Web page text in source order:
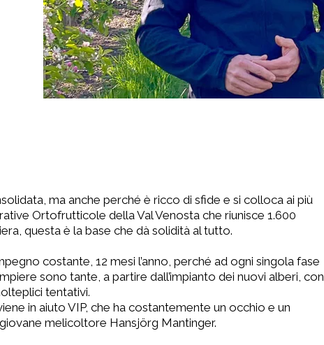
ma anche perché è ricco di sfide e si colloca ai più
Ortofrutticole della Val Venosta che riunisce 1.600
questa è la base che dà solidità al tutto.
costante, 12 mesi l’anno, perché ad ogni singola fase
sono tante, a partire dall’impianto dei nuovi alberi, con
tentativi.
in aiuto VIP, che ha costantemente un occhio e un
melicoltore Hansjörg Mantinger.